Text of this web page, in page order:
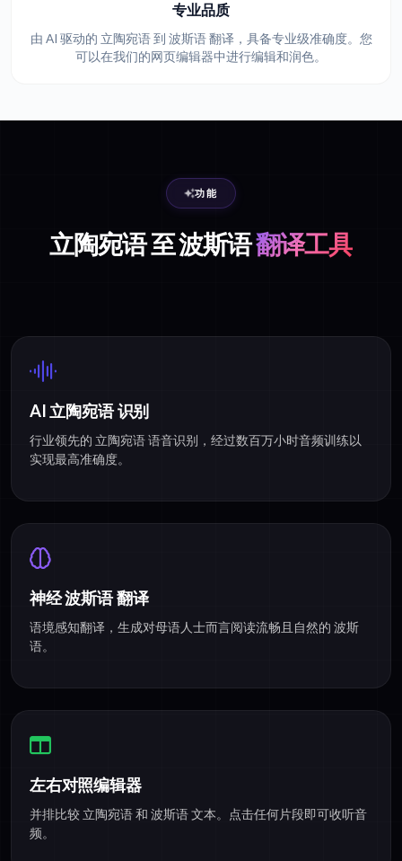
专业品质
由 AI 驱动的 立陶宛语 到 波斯语 翻译，具备专业级准确度。您
可以在我们的网页编辑器中进行编辑和润色。
功能
立陶宛语 至 波斯语翻译工具
AI 立陶宛语 识别
行业领先的 立陶宛语 语音识别，经过数百万小时音频训练以
实现最高准确度。
神经 波斯语 翻译
语境感知翻译，生成对母语人士而言阅读流畅且自然的 波斯
语。
左右对照编辑器
并排比较 立陶宛语 和 波斯语 文本。点击任何片段即可收听音
频。